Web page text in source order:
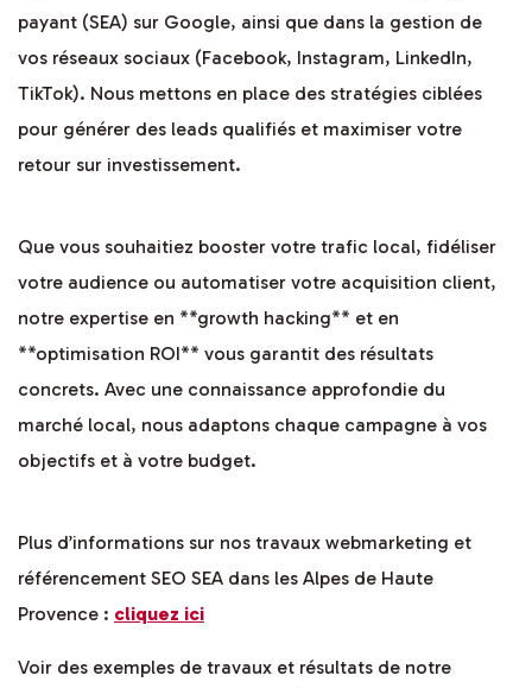
payant (SEA) sur Google, ainsi que dans la gestion de
vos réseaux sociaux (Facebook, Instagram, LinkedIn,
TikTok). Nous mettons en place des stratégies ciblées
pour générer des leads qualifiés et maximiser votre
retour sur investissement.
Que vous souhaitiez booster votre trafic local, fidéliser
votre audience ou automatiser votre acquisition client,
notre expertise en **growth hacking** et en
**optimisation ROI** vous garantit des résultats
concrets. Avec une connaissance approfondie du
marché local, nous adaptons chaque campagne à vos
objectifs et à votre budget.
Plus d’informations sur nos travaux webmarketing et
référencement SEO SEA dans les Alpes de Haute
Provence : cliquez ici
Voir des exemples de travaux et résultats de notre